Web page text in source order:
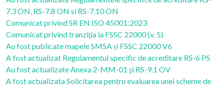
7.3 ON, RS-7.8 ON si RS-7.10 ON
Comunicat privind SR EN ISO 45001:2023
Comunicat privind tranziţia la FSSC 22000 (v. 5)
Au fost publicate mapele SMSA și FSSC 22000 V6
A fost actualizat Regulamentul specific de acreditare RS-6 PS
Au fost actualizate Anexa 2-MM-01 şi RS-9.1 OV
A fost actualizata Solicitarea pentru evaluarea unei scheme de